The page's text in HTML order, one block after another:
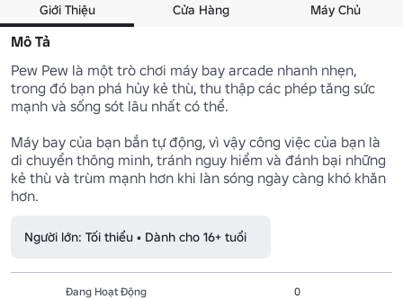
Giới Thiệu Cửa Hàng Máy Chủ
Mô Tả
Pew Pew là một trò chơi máy bay arcade nhanh nhẹn,
trong đó bạn phá hủy kẻ thù, thu thập các phép tăng sức
mạnh và sống sót lâu nhất có thể.
Máy bay của bạn bắn tự động, vì vậy công việc của bạn là
di chuyển thông minh, tránh nguy hiểm và đánh bại những
kẻ thù và trùm mạnh hơn khi làn sóng ngày càng khó khăn
hơn.
Người lớn: Tối thiểu • Dành cho 16+ tuổi
Đang Hoạt Động
0